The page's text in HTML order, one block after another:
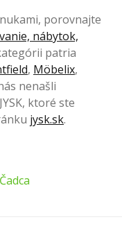
porovnajte
nábytok,
patria
, Möbelix,
nenašli
ktoré ste
jysk.sk.